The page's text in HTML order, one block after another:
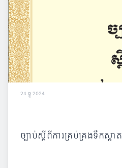
24 ធ្នូ 2024
ច្បាប់ស្តីពីការគ្រប់គ្រងទឹកស្អាត